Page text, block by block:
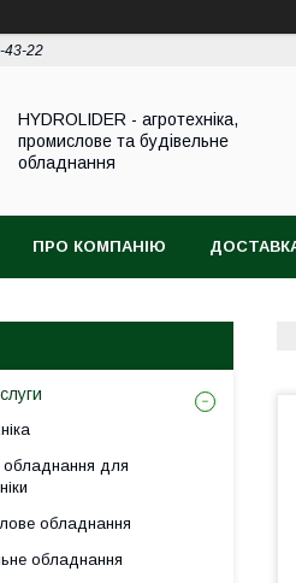
43-22
HYDROLIDER - агротехніка,
промислове та будівельне
обладнання
ПРО КОМПАНІЮ
обладнання для
обладнання
обладнання